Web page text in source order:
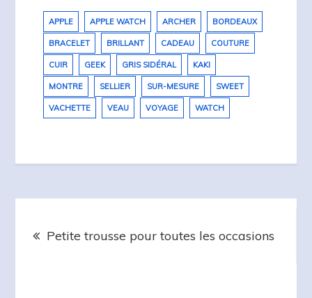
APPLE APPLE WATCH ARCHER BORDEAUX
BRACELET BRILLANT CADEAU COUTURE
CUIR GEEK GRIS SIDÉRAL KAKI
MONTRE SELLIER SUR-MESURE SWEET
VACHETTE VEAU VOYAGE WATCH
Navigation
de Petite trousse pour toutes les occasions